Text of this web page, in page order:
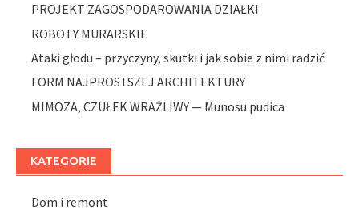
PROJEKT ZAGOSPODAROWANIA DZIAŁKI
ROBOTY MURARSKIE
Ataki głodu – przyczyny, skutki i jak sobie z nimi radzić
FORM NAJPROSTSZEJ ARCHITEKTURY
MIMOZA, CZUŁEK WRAŻLIWY — Munosu pudica
KATEGORIE
Dom i remont